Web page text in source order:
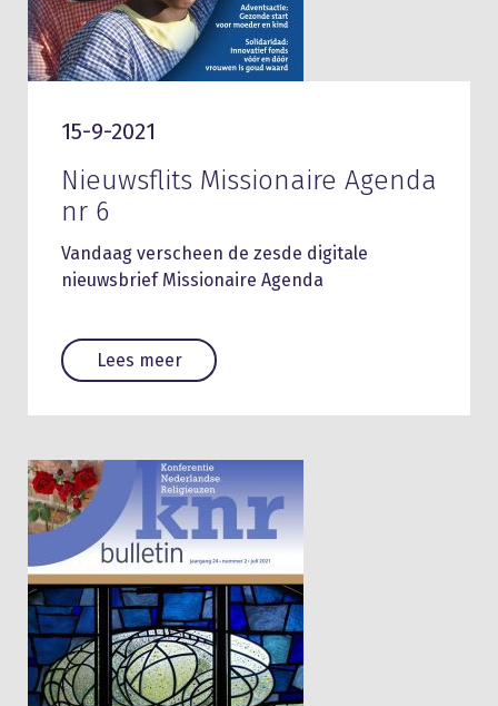
15-9-2021
Nieuwsflits Missionaire Agenda
nr 6
Vandaag verscheen de zesde digitale
nieuwsbrief Missionaire Agenda
Lees meer